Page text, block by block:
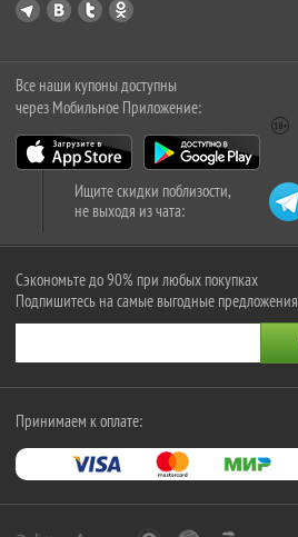
Все наши купоны доступны
через Мобильное Приложение:
Ищите скидки поблизости,
не выходя из чата:
Сэкономьте до 90% при любых покупках
Подпишитесь на самые выгодные предложения
Принимаем к оплате: